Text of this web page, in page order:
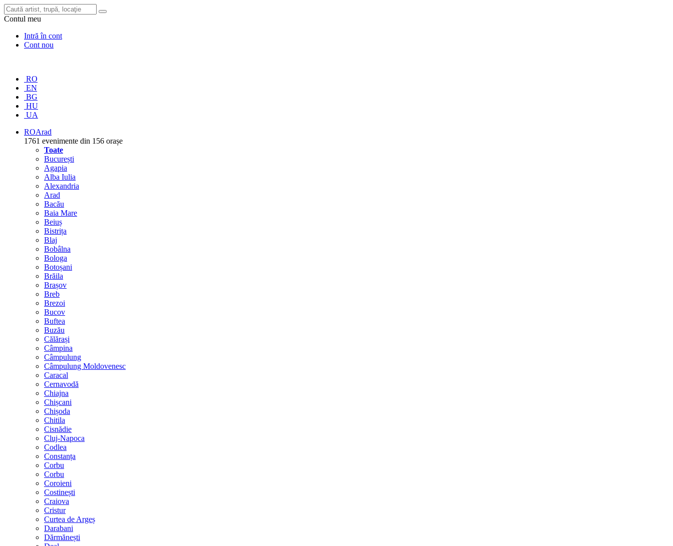
Contul meu
Intră în cont
Cont nou
RO
EN
BG
HU
UA
ROArad
1761 evenimente din 156 orașe
Toate
București
Agapia
Alba Iulia
Alexandria
Arad
Bacău
Baia Mare
Beiuș
Bistrița
Blaj
Bobâlna
Bologa
Botoșani
Brăila
Brașov
Breb
Brezoi
Bucov
Buftea
Buzău
Călărași
Câmpina
Câmpulung
Câmpulung Moldovenesc
Caracal
Cernavodă
Chiajna
Chișcani
Chișoda
Chitila
Cisnădie
Cluj-Napoca
Codlea
Constanța
Corbu
Corbu
Coroieni
Costinești
Craiova
Cristur
Curtea de Argeș
Darabani
Dărmănești